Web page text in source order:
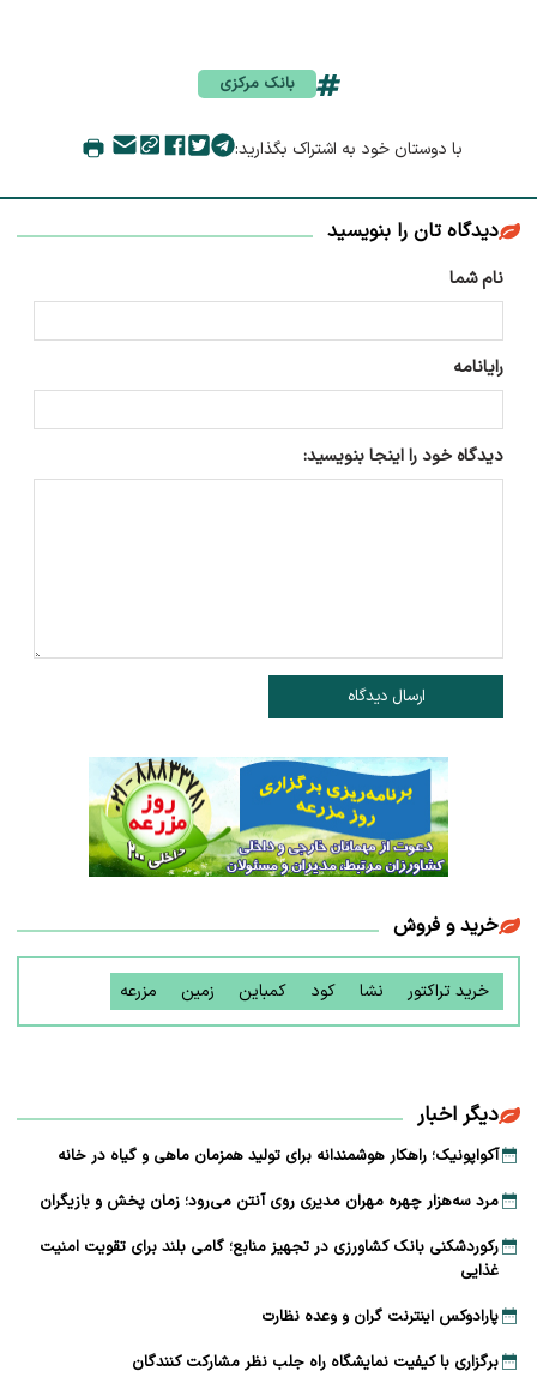
بانک مرکزی
با دوستان خود به اشتراک بگذارید:
دیدگاه تان را بنویسید
نام شما
رایانامه
دیدگاه خود را اینجا بنویسید:
ارسال دیدگاه
خرید و فروش
خرید تراکتور نشا کود کمباین زمین مزرعه
دیگر اخبار
آکواپونیک؛ راهکار هوشمندانه برای تولید همزمان ماهی و گیاه در خانه
مرد سه‌هزار چهره مهران مدیری روی آنتن می‌رود؛ زمان پخش و بازیگران
رکوردشکنی بانک کشاورزی در تجهیز منابع؛ گامی بلند برای تقویت امنیت
غذایی
پارادوکس اینترنت گران و وعده نظارت
برگزاری با کیفیت نمایشگاه راه جلب نظر مشارکت‌ کنندگان